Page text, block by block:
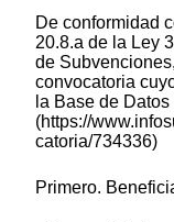
De conformidad
20.8.a de la Ley
de
convocatoria
la Base de
(https://
catoria/734336)
Primero.